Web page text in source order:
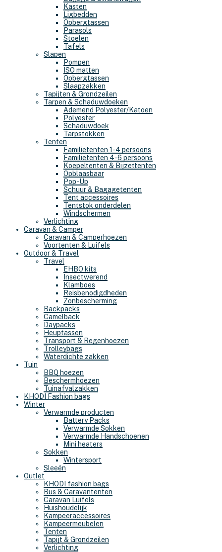
Kasten
Ligbedden
Opbergtassen
Parasols
Stoelen
Tafels
Slapen
Pompen
ISO matten
Opbergtassen
Slaapzakken
Tapijten & Grondzeilen
Tarpen & Schaduwdoeken
Ademend Polyester/Katoen
Polyester
Schaduwdoek
Tarpstokken
Tenten
Familietenten 1-4 persoons
Familietenten 4-6 persoons
Koepeltenten & Bijzettenten
Opblaasbaar
Pop-Up
Schuur & Bagagetenten
Tent accessoires
Tentstok onderdelen
Windschermen
Verlichting
Caravan & Camper
Caravan & Camperhoezen
Voortenten & Luifels
Outdoor & Travel
Travel
EHBO kits
Insectwerend
Klamboes
Reisbenodigdheden
Zonbescherming
Backpacks
Camelback
Daypacks
Heuptassen
Transport & Regenhoezen
Trolleybags
Waterdichte zakken
Tuin
BBQ hoezen
Beschermhoezen
Tuinafvalzakken
KHODI Fashion bags
Winter
Verwarmde producten
Battery Packs
Verwarmde Sokken
Verwarmde Handschoenen
Mini heaters
Sokken
Wintersport
Sleeën
Outlet
KHODI fashion bags
Bus & Caravantenten
Caravan Luifels
Huishoudelijk
Kampeeraccessoires
Kampeermeubelen
Tenten
Tapijt & Grondzeilen
Verlichting